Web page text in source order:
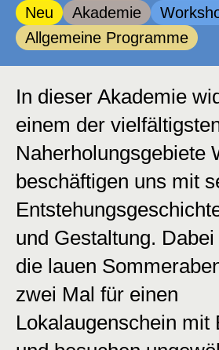
Kategorie:
Neu Kategorie:
Akademie
Kategorie:
Allgemeine Programme
In dieser Akademie
einem der
Naherholungsgebiete
beschäftigen uns mit
und Gestaltung.
die lauen
zwei Mal für einen
Lokalaugenschein mit